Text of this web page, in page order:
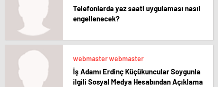
Telefonlarda yaz saati uygulaması nasıl
engellenecek?
webmaster webmaster
İş Adamı Erdinç Küçükuncular Soygunla
ilgili Sosyal Medya Hesabından Açıklama